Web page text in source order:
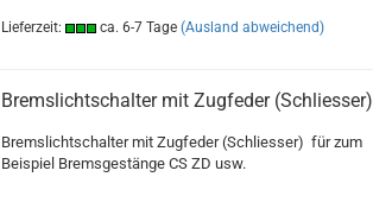
Lieferzeit: ca. 6-7 Tage (Ausland abweichend)
Bremslichtschalter mit Zugfeder (Schliesser)
Bremslichtschalter mit Zugfeder (Schliesser) für zum
Beispiel Bremsgestänge CS ZD usw.